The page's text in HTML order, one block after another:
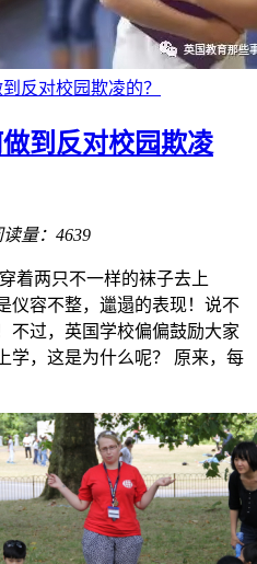
反对校园欺凌的？
到反对校园欺凌
读量：4639
着两只不一样的袜子去上
容不整，邋遢的表现！说不
不过，英国学校偏偏鼓励大家
学，这是为什么呢？ 原来，每